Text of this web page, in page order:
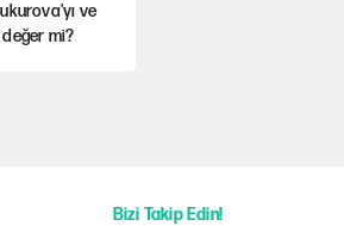
ve
mi?
Bizi Takip Edin!